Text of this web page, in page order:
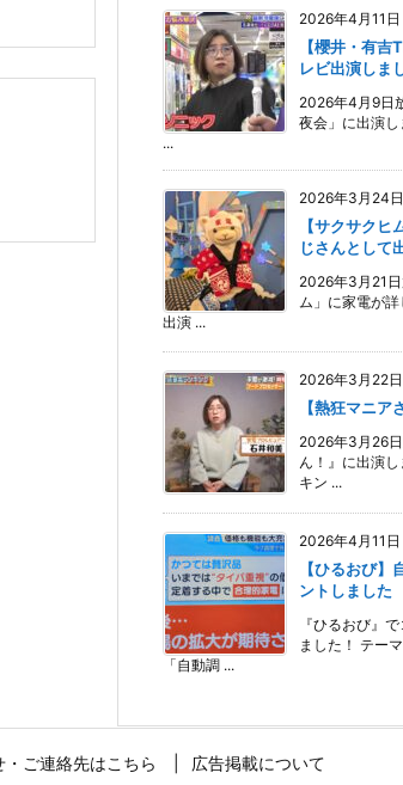
2026年4月11日
【櫻井・有
レビ出演しま
2026年4月9日
夜会」に出演
...
2026年3月24日
【サクサク
じさんとして
2026年3月21
ム」に家電が
出演 ...
2026年3月22日
【熱狂マニア
2026年3月26
ん！』に出演
キン ...
2026年4月11日
【ひるおび】
ントしました
『ひるおび』
ました！ テー
「自動調 ...
・ご連絡先はこちら 広告掲載について